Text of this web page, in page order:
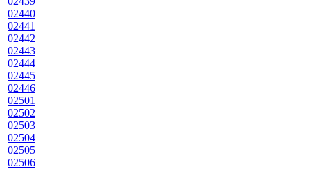
02440
02441
02442
02443
02444
02445
02446
02501
02502
02503
02504
02505
02506